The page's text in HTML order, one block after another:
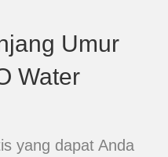
Umur
Water
yang dapat Anda